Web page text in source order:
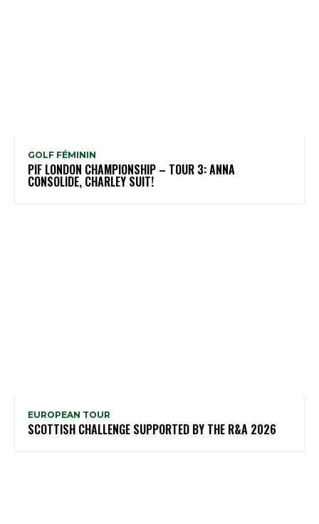
GOLF FÉMININ
PIF LONDON CHAMPIONSHIP – TOUR 3: ANNA
CONSOLIDE, CHARLEY SUIT!
EUROPEAN TOUR
SCOTTISH CHALLENGE SUPPORTED BY THE R&A 2026